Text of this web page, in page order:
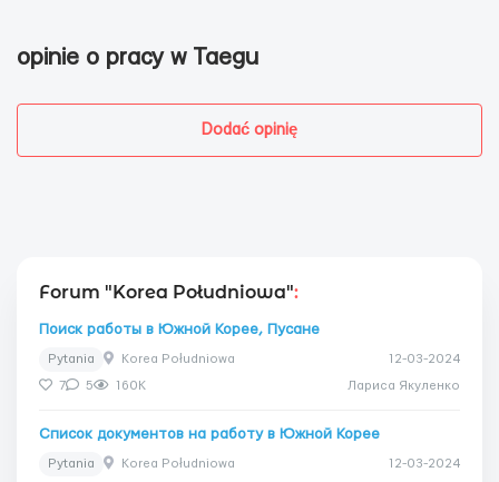
opinie o pracy w Taegu
Dodać opinię
Forum "Korea Południowa":
Поиск работы в Южной Корее, Пусане
Pytania Korea Południowa 12-03-2024
7 5 160K Лариса Якуленко
Список документов на работу в Южной Корее
Pytania Korea Południowa 12-03-2024